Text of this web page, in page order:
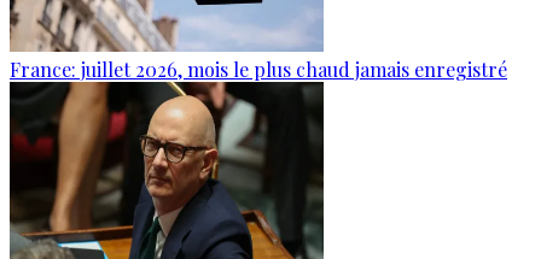
France: juillet 2026, mois le plus chaud jamais enregistré